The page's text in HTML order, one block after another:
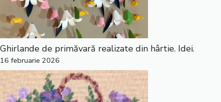
Ghirlande de primăvară realizate din hârtie. Idei.
16 februarie 2026